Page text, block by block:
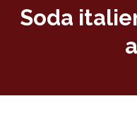
Soda